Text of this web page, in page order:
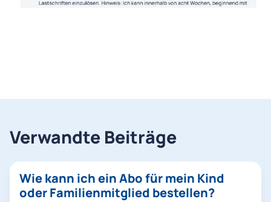
Verwandte Beiträge
Wie kann ich ein Abo für mein Kind
oder Familienmitglied bestellen?